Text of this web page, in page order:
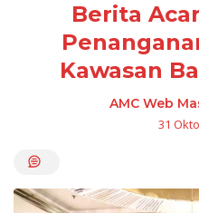
Berita
Kawasan
AMC Web
31